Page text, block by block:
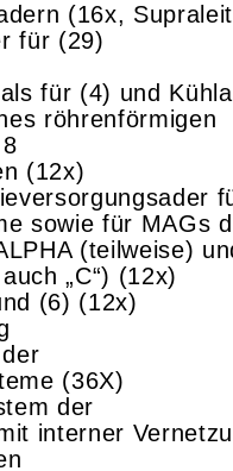
(16x,
für (29)
für (4) und
röhrenförmigen
(12x)
sowie für MAGs
(teilweise)
„C“) (12x)
(6) (12x)
(36X)
der
interner